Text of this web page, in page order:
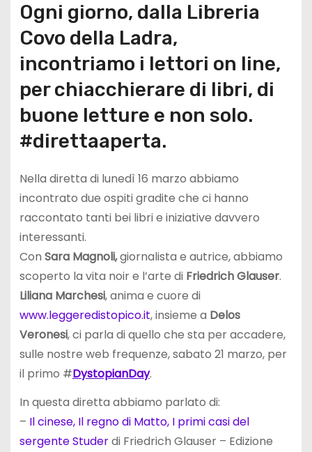
Ogni giorno, dalla Libreria
Covo della Ladra,
incontriamo i lettori on line,
per chiacchierare di libri, di
buone letture e non solo.
#direttaaperta.
Nella diretta di lunedì 16 marzo abbiamo
incontrato due ospiti gradite che ci hanno
raccontato tanti bei libri e iniziative davvero
interessanti.
Con Sara Magnoli,giornalista e autrice, abbiamo
scoperto la vita noir e l’arte di Friedrich Glauser.
Liliana Marchesi, anima e cuore di
www.leggeredistopico.it, insieme a Delos
Veronesi, ci parla di quello che sta per accadere,
sulle nostre web frequenze, sabato 21 marzo, per
il primo #DystopianDay.
In questa diretta abbiamo parlato di:
– Il cinese, Il regno di Matto, I primi casi del
sergente Studerdi Friedrich Glauser – Edizione